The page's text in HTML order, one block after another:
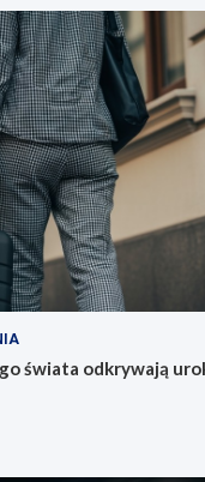
świata odkrywają